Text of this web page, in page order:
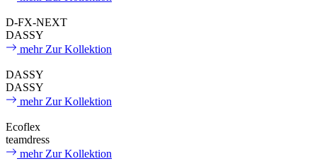
D-⁠FX-⁠NEXT
DASSY
mehr Zur Kollektion
DASSY
DASSY
mehr Zur Kollektion
Ecoflex
teamdress
mehr Zur Kollektion